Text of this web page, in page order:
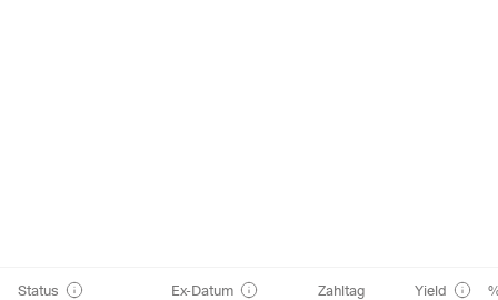
Status Ex-Datum Zahltag Yield